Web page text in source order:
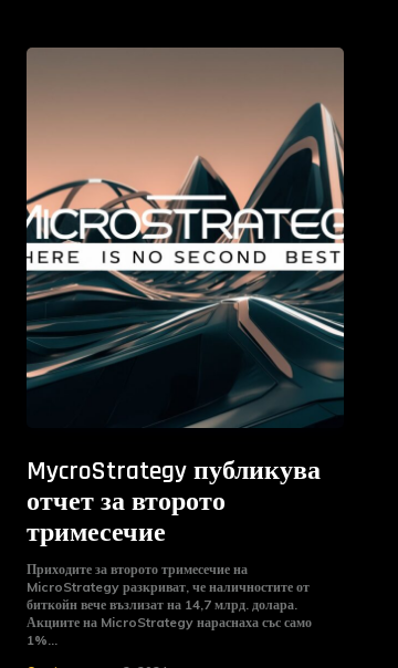
MycroStrategy публикува
отчет за второто
тримесечие
Приходите за второто тримесечие на
MicroStrategy разкриват, че наличностите от
биткойн вече възлизат на 14,7 млрд. долара.
Акциите на MicroStrategy нараснаха със само
1%...